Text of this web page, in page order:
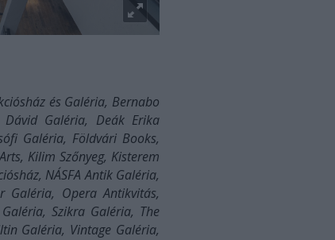
és Galéria, Bernabo
Galéria, Deák Erika
Galéria, Földvári Books,
Kilim Szőnyeg, Kisterem
NÁSFA Antik Galéria,
Galéria, Opera Antikvitás,
Szikra Galéria, The
Galéria, Vintage Galéria,